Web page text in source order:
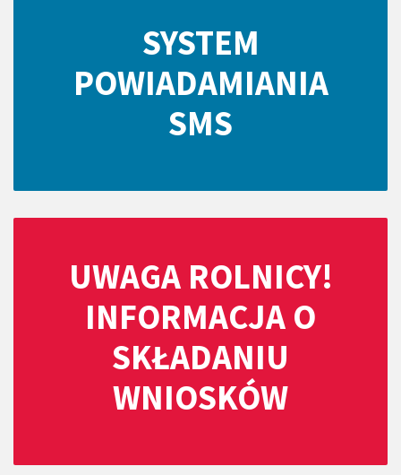
SYSTEM
POWIADAMIANIA
SMS
UWAGA ROLNICY!
INFORMACJA O
SKŁADANIU
WNIOSKÓW